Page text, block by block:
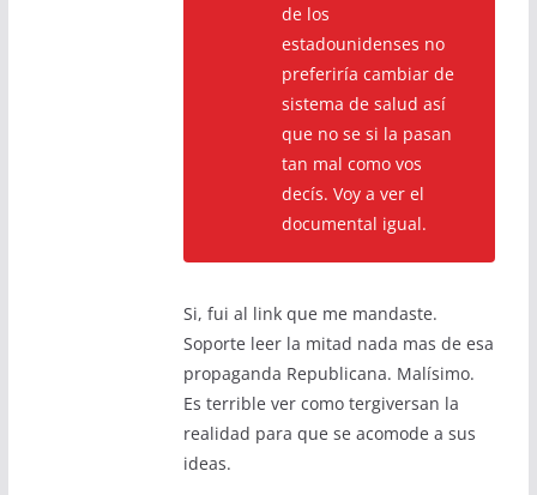
de los
estadounidenses no
preferiría cambiar de
sistema de salud así
que no se si la pasan
tan mal como vos
decís. Voy a ver el
documental igual.
Si, fui al link que me mandaste.
Soporte leer la mitad nada mas de esa
propaganda Republicana. Malísimo.
Es terrible ver como tergiversan la
realidad para que se acomode a sus
ideas.